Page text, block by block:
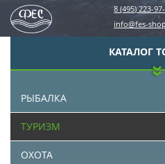
8 (495) 223-
info@fes-
КАТАЛОГ
РЫБАЛКА
ТУРИЗМ
ОХОТА